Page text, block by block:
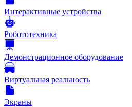
Интерактивные устройства
Робототехника
Демонстрационное оборудование
Виртуальная реальность
Экраны